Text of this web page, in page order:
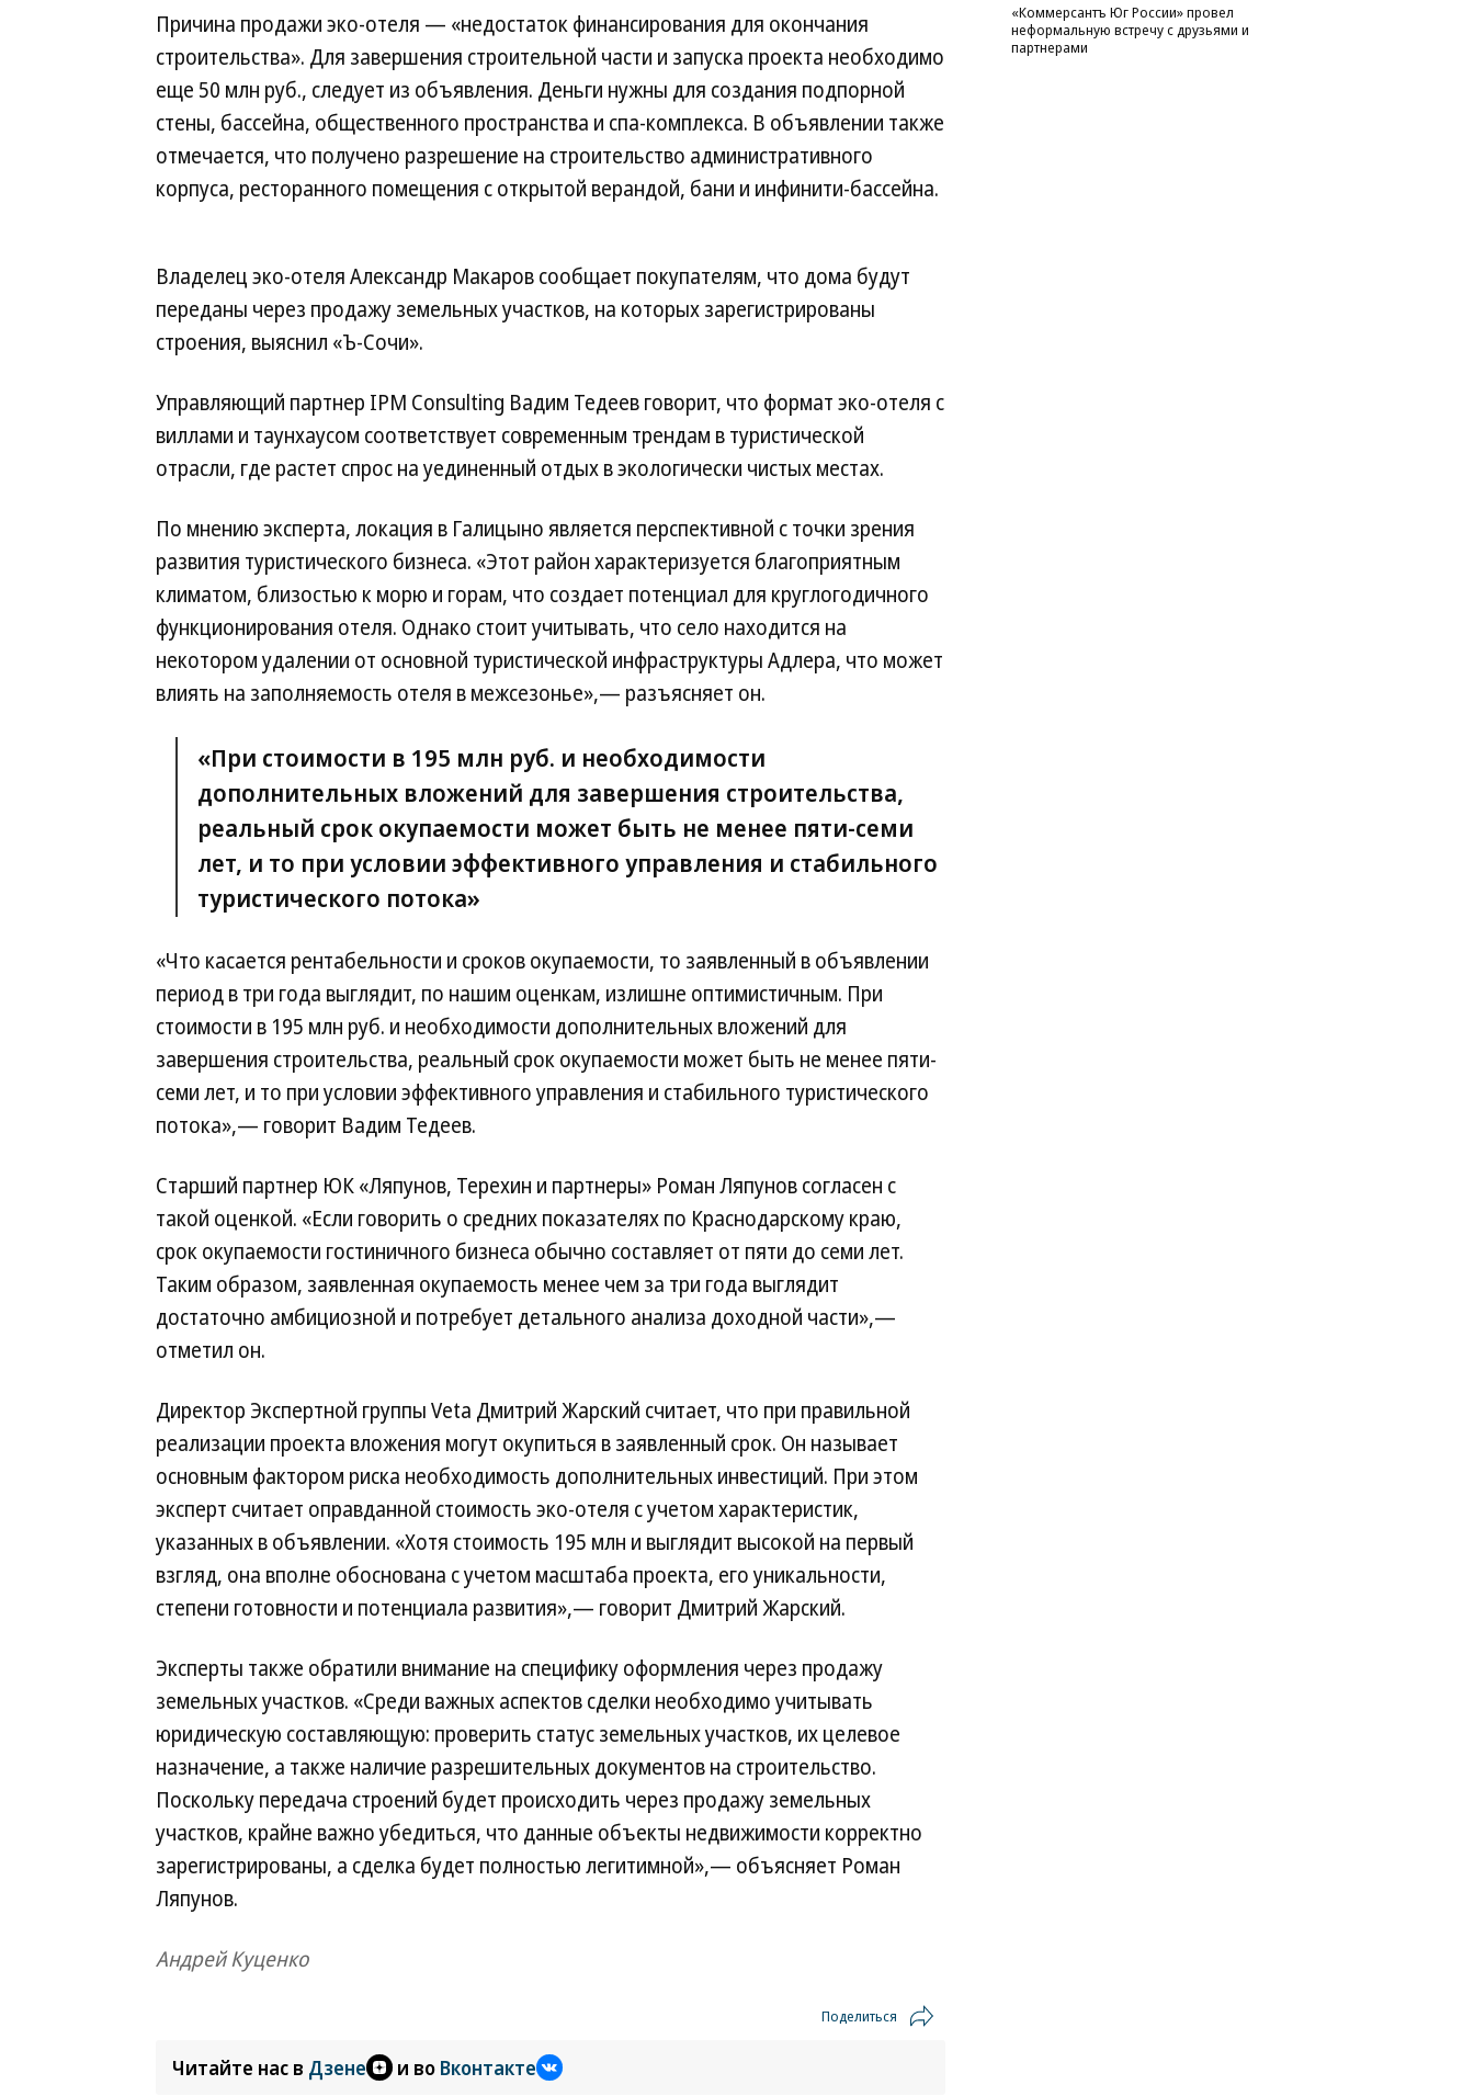
Причина продажи эко-отеля — «недостаток финансирования для окончания
строительства». Для завершения строительной части и запуска проекта необходимо
еще 50 млн руб., следует из объявления. Деньги нужны для создания подпорной
стены, бассейна, общественного пространства и спа-комплекса. В объявлении также
отмечается, что получено разрешение на строительство административного
корпуса, ресторанного помещения с открытой верандой, бани и инфинити-бассейна.
Владелец эко-отеля Александр Макаров сообщает покупателям, что дома будут
переданы через продажу земельных участков, на которых зарегистрированы
строения, выяснил «Ъ-Сочи».
Управляющий партнер IPM Consulting Вадим Тедеев говорит, что формат эко-отеля с
виллами и таунхаусом соответствует современным трендам в туристической
отрасли, где растет спрос на уединенный отдых в экологически чистых местах.
По мнению эксперта, локация в Галицыно является перспективной с точки зрения
развития туристического бизнеса. «Этот район характеризуется благоприятным
климатом, близостью к морю и горам, что создает потенциал для круглогодичного
функционирования отеля. Однако стоит учитывать, что село находится на
некотором удалении от основной туристической инфраструктуры Адлера, что может
влиять на заполняемость отеля в межсезонье»,— разъясняет он.
«При стоимости в 195 млн руб. и необходимости
дополнительных вложений для завершения строительства,
реальный срок окупаемости может быть не менее пяти-семи
лет, и то при условии эффективного управления и стабильного
туристического потока»
«Что касается рентабельности и сроков окупаемости, то заявленный в объявлении
период в три года выглядит, по нашим оценкам, излишне оптимистичным. При
стоимости в 195 млн руб. и необходимости дополнительных вложений для
завершения строительства, реальный срок окупаемости может быть не менее пяти-
семи лет, и то при условии эффективного управления и стабильного туристического
потока»,— говорит Вадим Тедеев.
Старший партнер ЮК «Ляпунов, Терехин и партнеры» Роман Ляпунов согласен с
такой оценкой. «Если говорить о средних показателях по Краснодарскому краю,
срок окупаемости гостиничного бизнеса обычно составляет от пяти до семи лет.
Таким образом, заявленная окупаемость менее чем за три года выглядит
достаточно амбициозной и потребует детального анализа доходной части»,—
отметил он.
Директор Экспертной группы Veta Дмитрий Жарский считает, что при правильной
реализации проекта вложения могут окупиться в заявленный срок. Он называет
основным фактором риска необходимость дополнительных инвестиций. При этом
эксперт считает оправданной стоимость эко-отеля с учетом характеристик,
указанных в объявлении. «Хотя стоимость 195 млн и выглядит высокой на первый
взгляд, она вполне обоснована с учетом масштаба проекта, его уникальности,
степени готовности и потенциала развития»,— говорит Дмитрий Жарский.
Эксперты также обратили внимание на специфику оформления через продажу
земельных участков. «Среди важных аспектов сделки необходимо учитывать
юридическую составляющую: проверить статус земельных участков, их целевое
назначение, а также наличие разрешительных документов на строительство.
Поскольку передача строений будет происходить через продажу земельных
участков, крайне важно убедиться, что данные объекты недвижимости корректно
зарегистрированы, а сделка будет полностью легитимной»,— объясняет Роман
Ляпунов.
Андрей Куценко
Поделиться
Читайте нас в Дзене и во Вконтакте
«Коммерсантъ Юг России» провел
неформальную встречу с друзьями и
партнерами